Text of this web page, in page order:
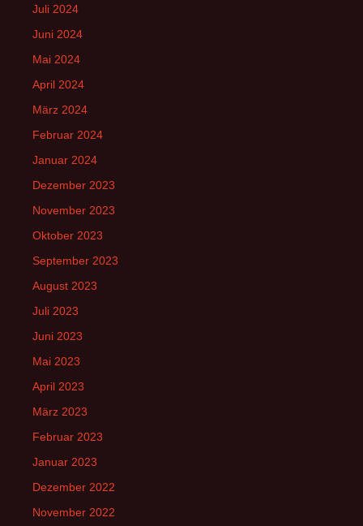
Juli 2024
Juni 2024
Mai 2024
April 2024
März 2024
Februar 2024
Januar 2024
Dezember 2023
November 2023
Oktober 2023
September 2023
August 2023
Juli 2023
Juni 2023
Mai 2023
April 2023
März 2023
Februar 2023
Januar 2023
Dezember 2022
November 2022